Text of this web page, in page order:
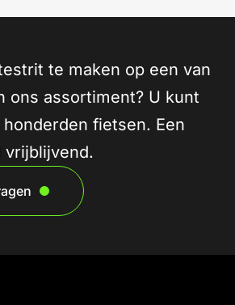
te maken op een van
ons assortiment? U kunt
fietsen. Een